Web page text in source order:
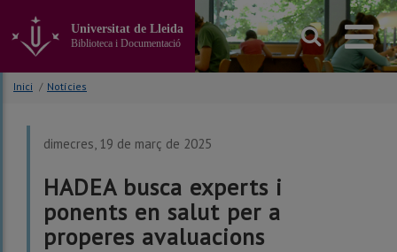
contingut
principal
Universitat de Lleida
Biblioteca i Documentació
Inici / Notícies
dimecres, 19 de març de 2025
HADEA busca experts i
ponents en salut per a
properes avaluacions